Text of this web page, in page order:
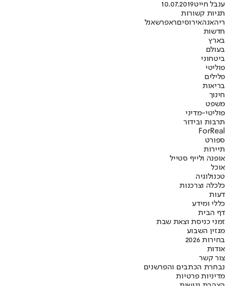
ענבל חייט10.07.2019
תגיות קשורות
ריהאנהאירוסיםראפרשאנל
חדשות
בארץ
בעולם
ביטחוני
פוליטי
פלילים
בריאות
חינוך
משפט
פוליטי-מדיני
תרבות ובידור
ForReal
ספורט
תיירות
אופנה ולייף סטייל
אוכל
טכנולוגיה
כלכלה וצרכנות
דעות
כללי ומידע
דף הבית
זמני כניסת וצאת שבת
מגזין השבוע
בחירות 2026
אודות
צור קשר
נבחרת הכתבים והפרשנים
מדיניות פרטיות